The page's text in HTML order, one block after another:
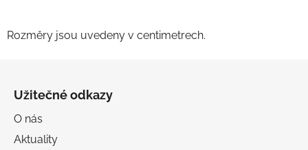
Rozměry jsou uvedeny v centimetrech.
Užitečné odkazy
O nás
Aktuality